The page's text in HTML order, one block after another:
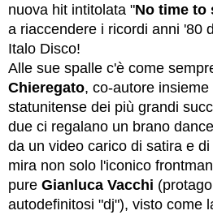
nuova hit intitolata "No time to
a riaccendere i ricordi anni '80
Italo Disco!
Alle sue spalle c'è come
Chieregato, co-autore
statunitense dei più grandi
due ci regalano un brano
da un video carico di satira e
mira non solo l'iconico
pure Gianluca Vacchi
autodefinitosi "dj"), visto come